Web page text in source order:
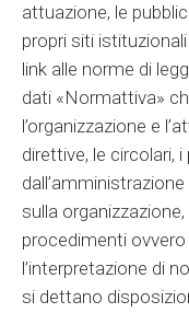
attuazione, le
propri siti
link alle norme di
dati «Normattiva»
l’organizzazione e
direttive, le circolari,
sulla
procedimenti
l’interpretazione di
si dettano